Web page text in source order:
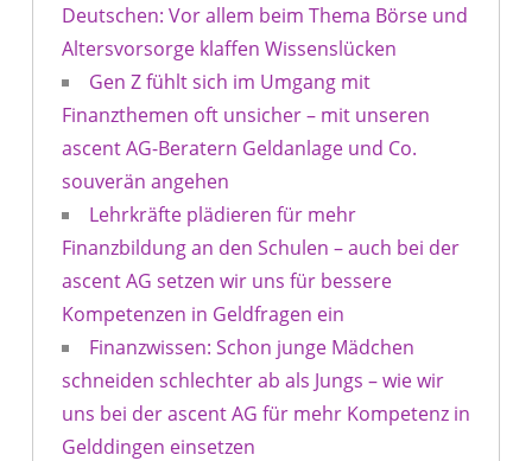
Deutschen: Vor allem beim Thema Börse und
Altersvorsorge klaffen Wissenslücken
Gen Z fühlt sich im Umgang mit
Finanzthemen oft unsicher – mit unseren
ascent AG-Beratern Geldanlage und Co.
souverän angehen
Lehrkräfte plädieren für mehr
Finanzbildung an den Schulen – auch bei der
ascent AG setzen wir uns für bessere
Kompetenzen in Geldfragen ein
Finanzwissen: Schon junge Mädchen
schneiden schlechter ab als Jungs – wie wir
uns bei der ascent AG für mehr Kompetenz in
Gelddingen einsetzen